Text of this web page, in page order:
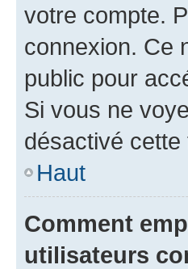
votre compte.
connexion. Ce
public pour
Si vous ne
désactivé cette
Haut
Comment
utilisateurs